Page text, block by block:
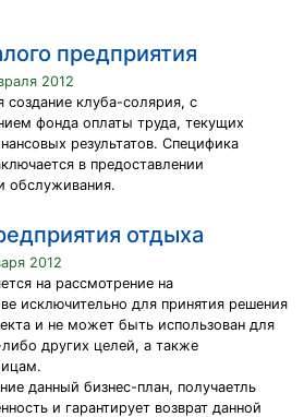
предприятия
2012
создание клуба-солярия, с
фонда оплаты труда, текущих
результатов. Специфика
в предоставлении
обслуживания.
отдыха
2012
на рассмотрение на
исключительно для принятия решения
и не может быть использован для
других целей, а также
данный бизнес-план, получаетль
и гарантирует возврат данной